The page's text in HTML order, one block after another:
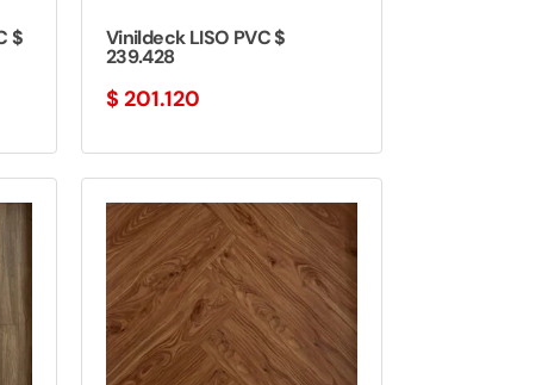
$ Vinildeck LISO PVC $
239.428
$ 201.120